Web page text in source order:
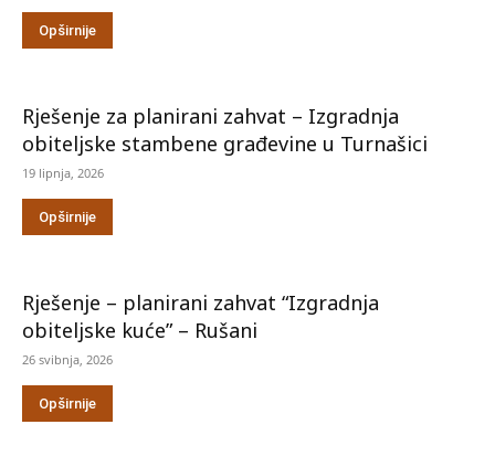
Opširnije
Rješenje za planirani zahvat – Izgradnja
obiteljske stambene građevine u Turnašici
19 lipnja, 2026
Opširnije
Rješenje – planirani zahvat “Izgradnja
obiteljske kuće” – Rušani
26 svibnja, 2026
Opširnije